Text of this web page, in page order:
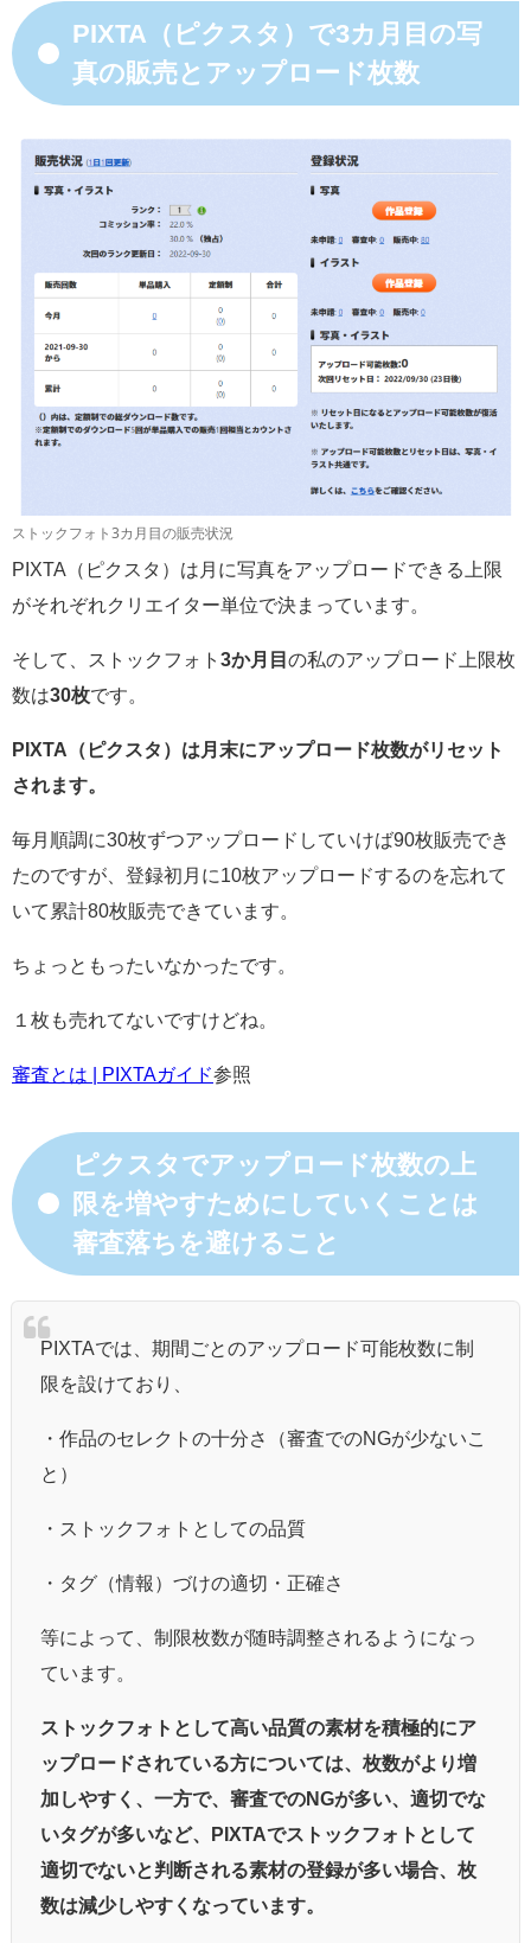
PIXTA（ピクスタ）で3カ月目の写
真の販売とアップロード枚数
ストックフォト3カ月目の販売状況
PIXTA（ピクスタ）は月に写真をアップロードできる上限
がそれぞれクリエイター単位で決まっています。
そして、ストックフォト 3か月目 の私のアップロード上限枚
数は30枚です。
PIXTA（ピクスタ）は月末にアップロード枚数がリセット
されます。
毎月順調に30枚ずつアップロードしていけば90枚販売でき
たのですが、登録初月に10枚アップロードするのを忘れて
いて累計80枚販売できています。
ちょっともったいなかったです。
１枚も売れてないですけどね。
審査とは | PIXTAガイド参照
ピクスタでアップロード枚数の上
限を増やすためにしていくことは
審査落ちを避けること
PIXTAでは、期間ごとのアップロード可能枚数に制
限を設けており、
・作品のセレクトの十分さ（審査でのNGが少ないこ
と）
・ストックフォトとしての品質
・タグ（情報）づけの適切・正確さ
等によって、制限枚数が随時調整されるようになっ
ています。
ストックフォトとして高い品質の素材を積極的にア
ップロードされている方については、枚数がより増
加しやすく、一方で、審査でのNGが多い、適切でな
いタグが多いなど、PIXTAでストックフォトとして
適切でないと判断される素材の登録が多い場合、枚
数は減少しやすくなっています。